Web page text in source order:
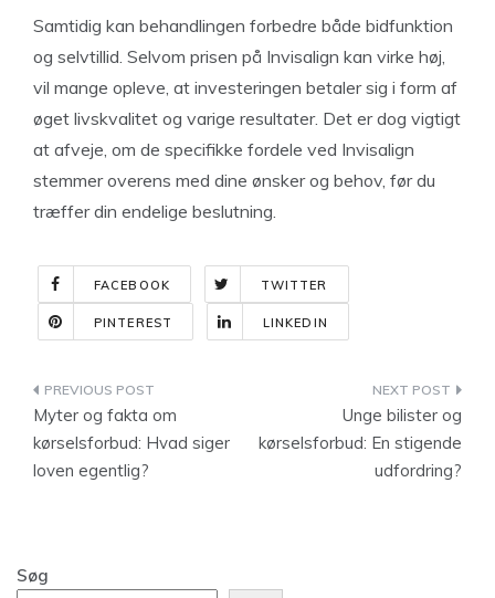
Samtidig kan behandlingen forbedre både bidfunktion
og selvtillid. Selvom prisen på Invisalign kan virke høj,
vil mange opleve, at investeringen betaler sig i form af
øget livskvalitet og varige resultater. Det er dog vigtigt
at afveje, om de specifikke fordele ved Invisalign
stemmer overens med dine ønsker og behov, før du
træffer din endelige beslutning.
FACEBOOK TWITTER
PINTEREST LINKEDIN
Indlægsnavigation
Myter og fakta om
kørselsforbud: Hvad siger
loven egentlig?
Unge bilister og
kørselsforbud: En stigende
udfordring?
Søg